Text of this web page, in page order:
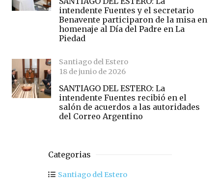
intendente Fuentes y el secretario
Benavente participaron de la misa en
homenaje al Día del Padre en La
Piedad
Santiago del Estero
18 de junio de 2026
SANTIAGO DEL ESTERO: La
intendente Fuentes recibió en el
salón de acuerdos a las autoridades
del Correo Argentino
Categorias
Santiago del Estero